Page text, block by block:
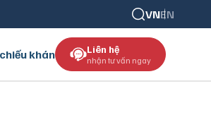
VNEN
khán Liên hệ
nhận tư vấn ngay